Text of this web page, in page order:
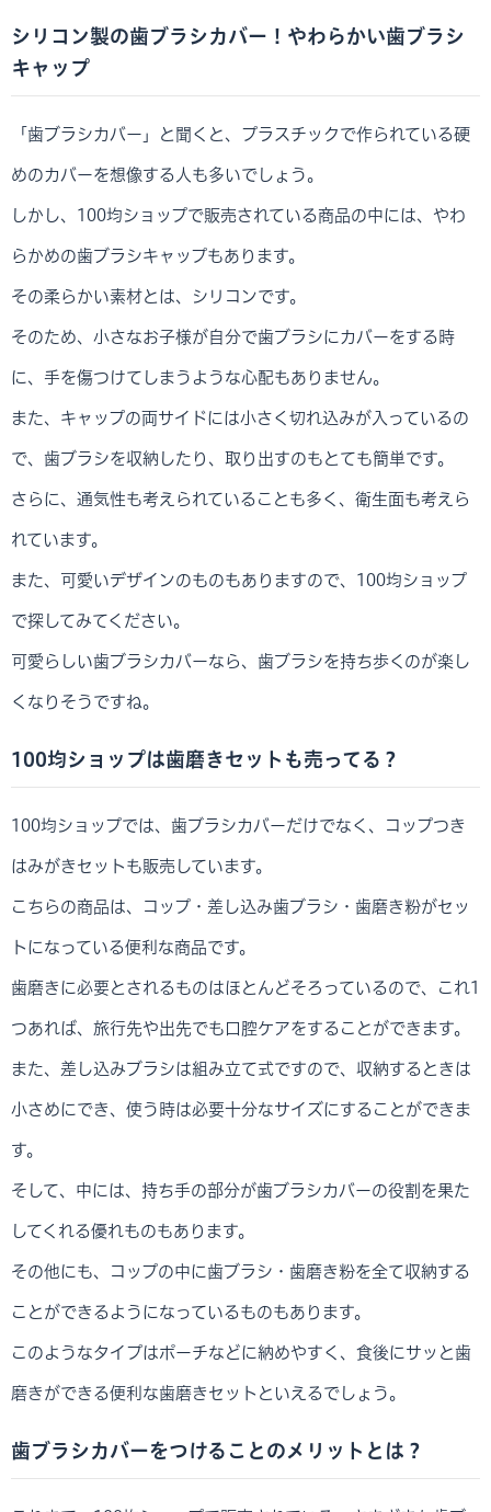
シリコン製の歯ブラシカバー！やわらかい歯ブラシ
キャップ
「歯ブラシカバー」と聞くと、プラスチックで作られている硬
めのカバーを想像する人も多いでしょう。
しかし、100均ショップで販売されている商品の中には、やわ
らかめの歯ブラシキャップもあります。
その柔らかい素材とは、シリコンです。
そのため、小さなお子様が自分で歯ブラシにカバーをする時
に、手を傷つけてしまうような心配もありません。
また、キャップの両サイドには小さく切れ込みが入っているの
で、歯ブラシを収納したり、取り出すのもとても簡単です。
さらに、通気性も考えられていることも多く、衛生面も考えら
れています。
また、可愛いデザインのものもありますので、100均ショップ
で探してみてください。
可愛らしい歯ブラシカバーなら、歯ブラシを持ち歩くのが楽し
くなりそうですね。
100均ショップは歯磨きセットも売ってる？
100均ショップでは、歯ブラシカバーだけでなく、コップつき
はみがきセットも販売しています。
こちらの商品は、コップ・差し込み歯ブラシ・歯磨き粉がセッ
トになっている便利な商品です。
歯磨きに必要とされるものはほとんどそろっているので、これ1
つあれば、旅行先や出先でも口腔ケアをすることができます。
また、差し込みブラシは組み立て式ですので、収納するときは
小さめにでき、使う時は必要十分なサイズにすることができま
す。
そして、中には、持ち手の部分が歯ブラシカバーの役割を果た
してくれる優れものもあります。
その他にも、コップの中に歯ブラシ・歯磨き粉を全て収納する
ことができるようになっているものもあります。
このようなタイプはポーチなどに納めやすく、食後にサッと歯
磨きができる便利な歯磨きセットといえるでしょう。
歯ブラシカバーをつけることのメリットとは？